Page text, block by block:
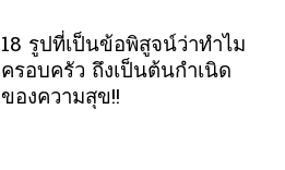
18 รูปที่เป็นข้อพิสูจน์ว่าทำไม
ครอบครัว ถึงเป็นต้นกำเนิด
ของความสุข!!